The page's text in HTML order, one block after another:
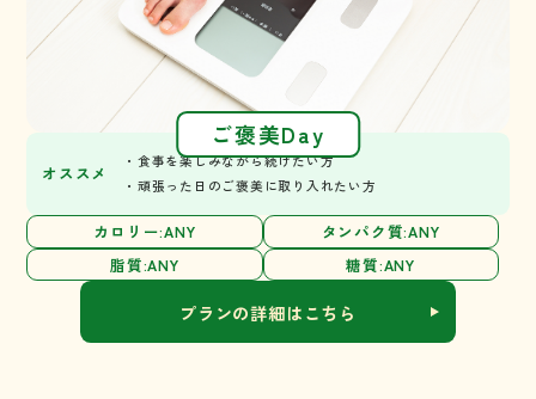
ご褒美Day
オススメ
・食事を楽しみながら続けたい方
・頑張った日のご褒美に取り入れたい方
カロリー:ANY
タンパク質:ANY
脂質:ANY
糖質:ANY
プランの詳細はこちら